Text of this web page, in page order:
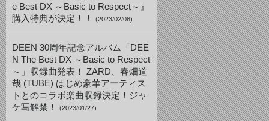
e Best DX ～Basic to Respect～』
購入特典が決定！！
(2023/02/08)
DEEN 30周年記念アルバム「DEE
N The Best DX ～Basic to Respect
～」収録曲発表！ ZARD、春畑道
哉 (TUBE) はじめ豪華アーティス
トとのコラボ楽曲収録決定！ジャ
ケ写解禁！
(2023/01/27)